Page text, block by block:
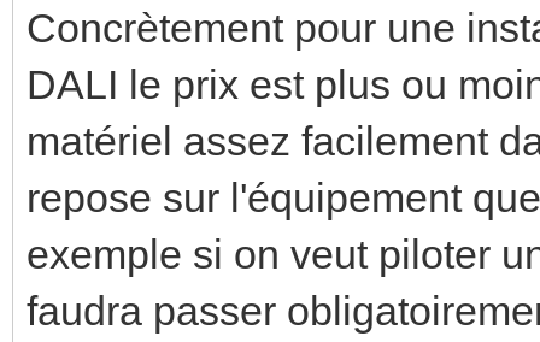
Concrètement pour une
DALI le prix est plus ou
matériel assez facilement
repose sur l'équipement
exemple si on veut piloter
faudra passer